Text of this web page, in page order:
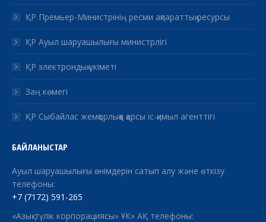
ҚР Премьер-Министрінің ресми ақпараттық ресурсы
ҚР Ауыл шаруашылығы министрлігі
ҚР электрондық үкіметі
Заң көмегі
ҚР Сыбайлас жемқорлыққа қарсы іс-қимыл агенттігі
БАЙЛАНЫСТАР
Ауыл шаруашылығы өнімдерін сатып алу және өткізу
телефоны:
+7 (7172) 591-265
«Азық-түлік корпорациясы» ҰК» АҚ телефоны: